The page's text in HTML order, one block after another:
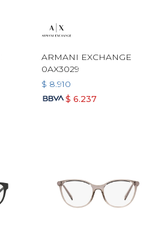
ARMANI EXCHANGE
0AX3029
$ 8.910
$ 6.237